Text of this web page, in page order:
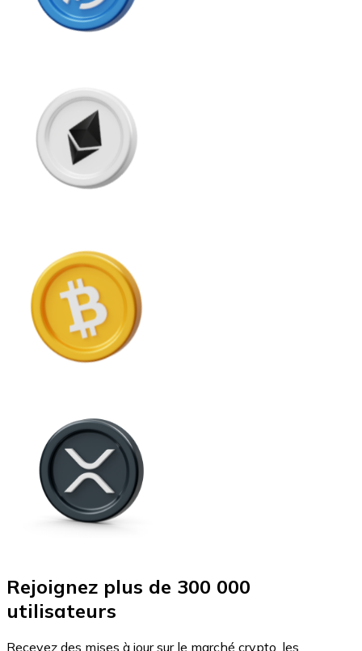
Rejoignez plus de 300 000
utilisateurs
Recevez des mises à jour sur le marché crypto, les